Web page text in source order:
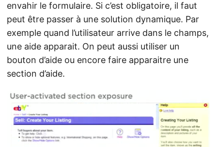
envahir le formulaire. Si c’est obligatoire, il faut
peut être passer à une solution dynamique. Par
exemple quand l’utilisateur arrive dans le champs,
une aide apparait. On peut aussi utiliser un
bouton d’aide ou encore faire apparaitre une
section d’aide.